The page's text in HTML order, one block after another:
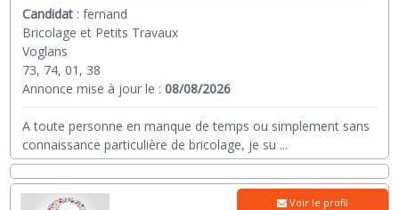
Candidat :fernand
Bricolage et Petits Travaux
Voglans
73, 74, 01, 38
Annonce mise à jour le :08/08/2026
A toute personne en manque de temps ou simplement sans
connaissance particulière de bricolage, je su ...
Voir le profil